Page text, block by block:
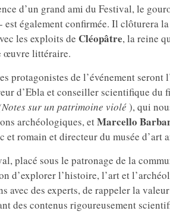
d’un grand ami du Festival, le
- est également confirmée. Il clôturera
les exploits de Cléopâtre, la reine
œuvre littéraire.
protagonistes de l’événement seront
d’Ebla et conseiller scientifique du
sur un patrimoine violé), qui
archéologiques, etMarcello
et romain et directeur du musée d’art
placé sous le patronage de la
d’explorer l’histoire, l’art et
avec des experts, de rappeler la
des contenus rigoureusement